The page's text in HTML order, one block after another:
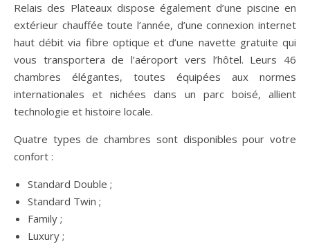
Relais des Plateaux dispose également d’une piscine en
extérieur chauffée toute l’année, d’une connexion internet
haut débit via fibre optique et d’une navette gratuite qui
vous transportera de l’aéroport vers l’hôtel. Leurs 46
chambres élégantes, toutes équipées aux normes
internationales et nichées dans un parc boisé, allient
technologie et histoire locale.
Quatre types de chambres sont disponibles pour votre
confort :
Standard Double ;
Standard Twin ;
Family ;
Luxury ;